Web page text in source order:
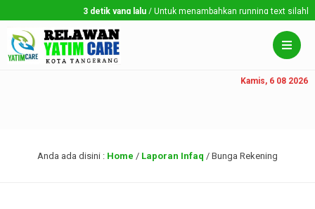
3 detik yang lalu / Untuk menambahkan running text silahkan
Kamis, 6 08 2026
Anda ada disini : Home / Laporan Infaq / Bunga Rekening